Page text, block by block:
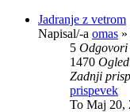
Jadranje z vetrom
Napisal/-a omas
5 Odgovori
1470
Zadnji
prispevek
To Maj 20,